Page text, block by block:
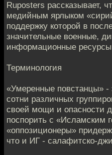
Ruposters рассказывает,
медийным ярлыком
поддержку которой в
значительные военные,
информационные ресурсы
Терминология
«Умеренные повстанцы» -
сотни различных
своей мощи и опасности
поспорить с «Исламским
«оппозиционеры»
что и ИГ - салафитско-